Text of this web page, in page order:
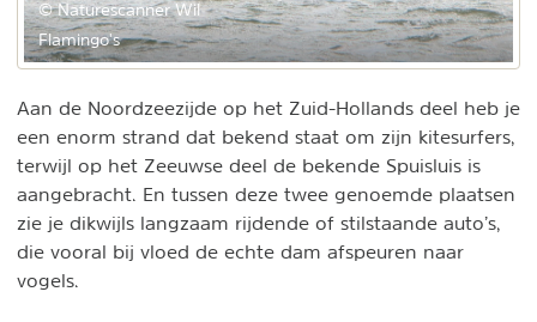
© Naturescanner Wil
Flamingo's
Aan de Noordzeezijde op het Zuid-Hollands deel heb je
een enorm strand dat bekend staat om zijn kitesurfers,
terwijl op het Zeeuwse deel de bekende Spuisluis is
aangebracht. En tussen deze twee genoemde plaatsen
zie je dikwijls langzaam rijdende of stilstaande auto’s,
die vooral bij vloed de echte dam afspeuren naar
vogels.